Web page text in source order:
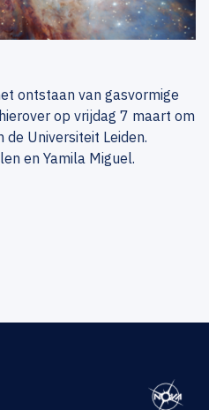
ontstaan van gasvormige
op vrijdag 7 maart om
Universiteit Leiden.
en Yamila Miguel.